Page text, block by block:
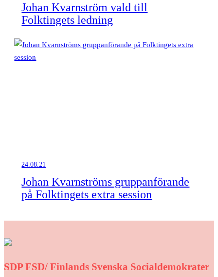
Johan Kvarnström vald till
Folktingets ledning
24.08.21
Johan Kvarnströms gruppanförande
på Folktingets extra session
SDP FSD/ Finlands Svenska Socialdemokrater